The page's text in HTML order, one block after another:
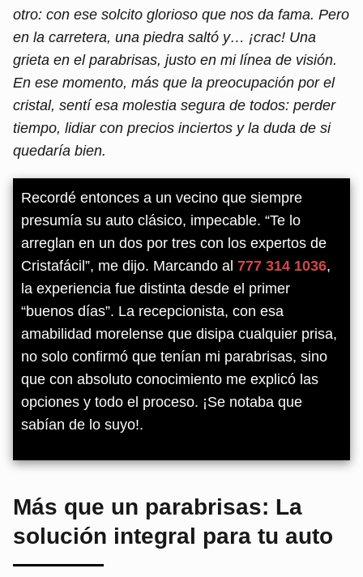
otro: con ese solcito glorioso que nos da fama. Pero
en la carretera, una piedra saltó y… ¡crac! Una
grieta en el parabrisas, justo en mi línea de visión.
En ese momento, más que la preocupación por el
cristal, sentí esa molestia segura de todos: perder
tiempo, lidiar con precios inciertos y la duda de si
quedaría bien.
Recordé entonces a un vecino que siempre
presumía su auto clásico, impecable. “Te lo
arreglan en un dos por tres con los expertos de
Cristafácil”, me dijo. Marcando al 777 314 1036,
la experiencia fue distinta desde el primer
“buenos días”. La recepcionista, con esa
amabilidad morelense que disipa cualquier prisa,
no solo confirmó que tenían mi parabrisas, sino
que con absoluto conocimiento me explicó las
opciones y todo el proceso. ¡Se notaba que
sabían de lo suyo!.
Más que un parabrisas: La
solución integral para tu auto